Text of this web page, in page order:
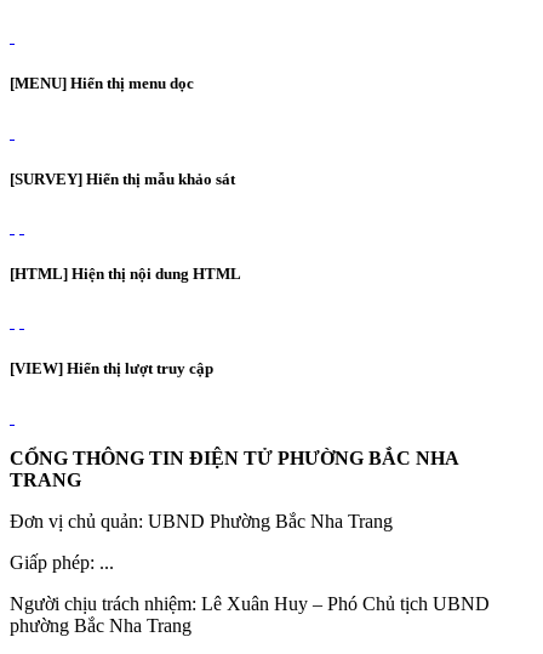
[MENU] Hiển thị menu dọc
[SURVEY] Hiển thị mẫu khảo sát
[HTML] Hiện thị nội dung HTML
[VIEW] Hiển thị lượt truy cập
CỔNG THÔNG TIN ĐIỆN TỬ PHƯỜNG BẮC NHA
TRANG
Đơn vị chủ quản: UBND Phường Bắc Nha Trang
Giấp phép: ...
Người chịu trách nhiệm: Lê Xuân Huy – Phó Chủ tịch UBND
phường Bắc Nha Trang